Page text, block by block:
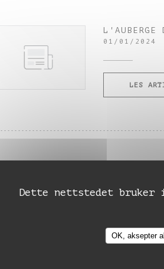
Dette nettstedet bruker
OK, aksepter
L'AUBERGE
01/01/2024
LES